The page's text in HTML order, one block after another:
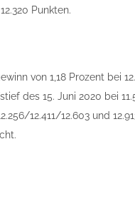
Punkten.
von 1,18 Prozent bei
des 15. Juni 2020 bei
12.411/12.603 und